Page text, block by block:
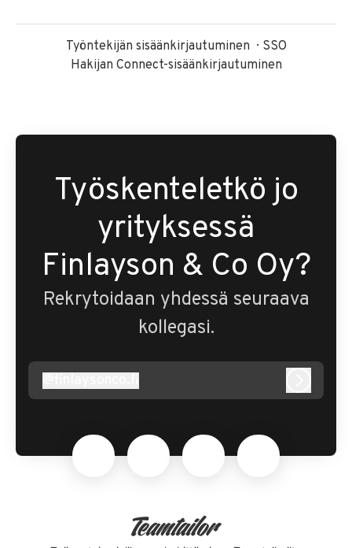
Työntekijän sisäänkirjautuminen
SSO
Hakijan Connect-sisäänkirjautuminen
Työskenteletkö jo
yrityksessä
Finlayson & Co Oy?
Rekrytoidaan yhdessä seuraava
kollegasi.
finlaysonco.fi